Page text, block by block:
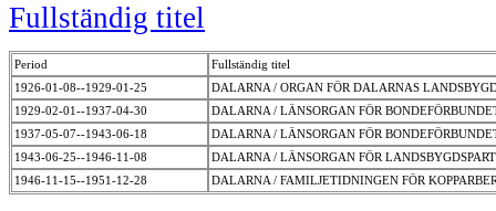
Fullständig titel
Period
Fullständig titel
1926-01-08--1929-01-25
DALARNA / ORGAN FÖR DALARNAS
1929-02-01--1937-04-30
DALARNA / LÄNSORGAN FÖR
1937-05-07--1943-06-18
DALARNA / LÄNSORGAN FÖR
1943-06-25--1946-11-08
DALARNA / LÄNSORGAN FÖR
1946-11-15--1951-12-28
DALARNA / FAMILJETIDNINGEN FÖR